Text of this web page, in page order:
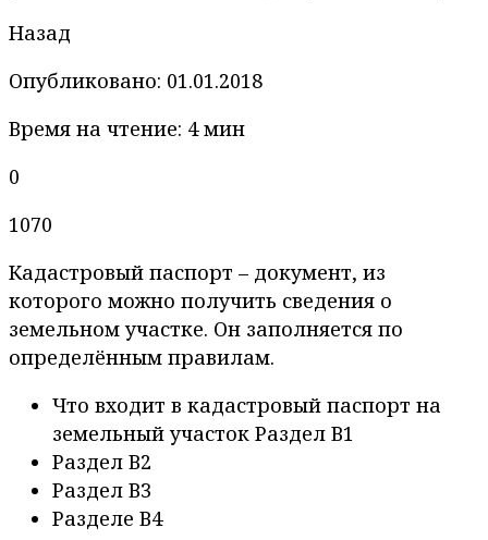
Назад
Опубликовано: 01.01.2018
Время на чтение: 4 мин
0
1070
Кадастровый паспорт – документ, из
которого можно получить сведения о
земельном участке. Он заполняется по
определённым правилам.
Что входит в кадастровый паспорт на
земельный участок Раздел В1
Раздел В2
Раздел В3
Разделе В4